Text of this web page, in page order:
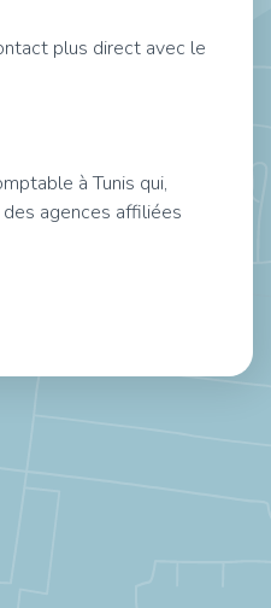
plus direct avec le
à Tunis qui,
agences affiliées